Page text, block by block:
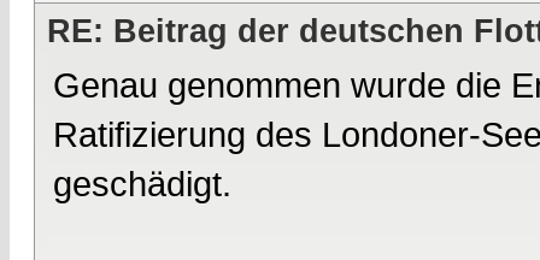
RE: Beitrag der deutschen
Genau genommen wurde die
Ratifizierung des Londoner-
geschädigt.